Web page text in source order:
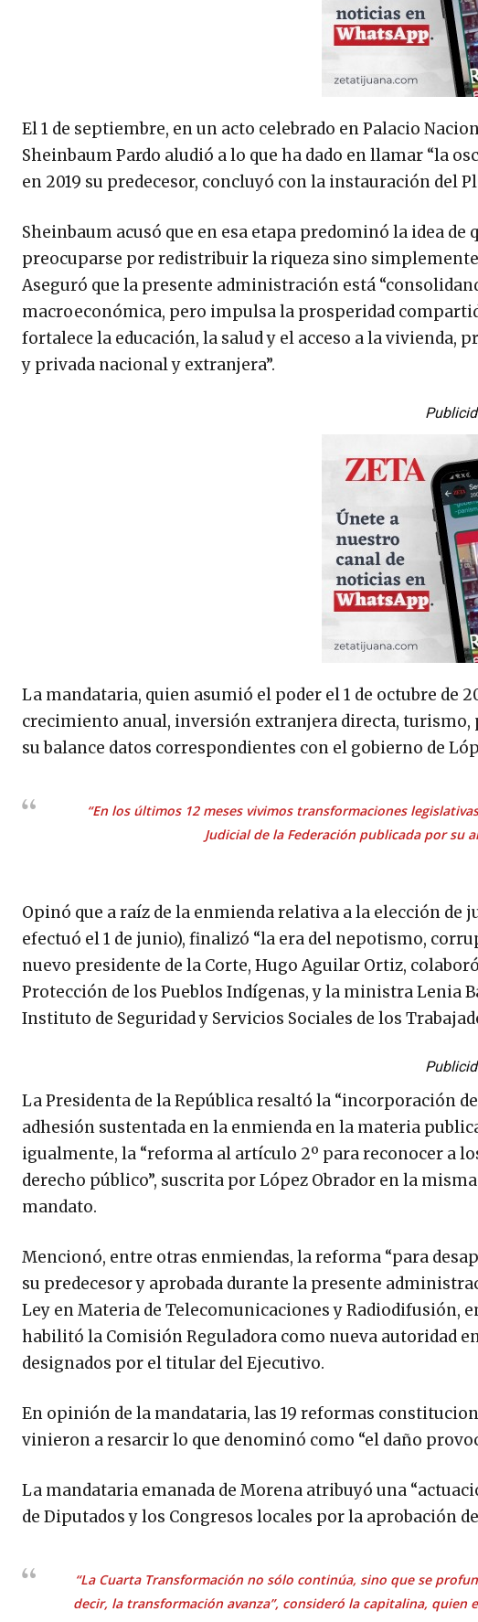
El 1 de septiembre, en un acto celebrado en Palacio
Sheinbaum Pardo aludió a lo que ha dado en llamar “la
en 2019 su predecesor, concluyó con la instauración del
Sheinbaum acusó que en esa etapa predominó la idea
preocuparse por redistribuir la riqueza sino
Aseguró que la presente administración está
macroeconómica, pero impulsa la prosperidad
fortalece la educación, la salud y el acceso a la
y privada nacional y extranjera”.
La mandataria, quien asumió el poder el 1 de octubre de
crecimiento anual, inversión extranjera directa,
su balance datos correspondientes con el gobierno de
“En los últimos 12 meses vivimos transformaciones
Judicial de la Federación publicada por su
Opinó que a raíz de la enmienda relativa a la elección de
efectuó el 1 de junio), finalizó “la era del nepotismo,
nuevo presidente de la Corte, Hugo Aguilar Ortiz,
Protección de los Pueblos Indígenas, y la ministra Lenia
Instituto de Seguridad y Servicios Sociales de los
La Presidenta de la República resaltó la “incorporación
adhesión sustentada en la enmienda en la materia
igualmente, la “reforma al artículo 2º para reconocer a
derecho público”, suscrita por López Obrador en la
mandato.
Mencionó, entre otras enmiendas, la reforma “para
su predecesor y aprobada durante la presente
Ley en Materia de Telecomunicaciones y Radiodifusión,
habilitó la Comisión Reguladora como nueva autoridad
designados por el titular del Ejecutivo.
En opinión de la mandataria, las 19 reformas
vinieron a resarcir lo que denominó como “el daño
La mandataria emanada de Morena atribuyó una
de Diputados y los Congresos locales por la aprobación
“La Cuarta Transformación no sólo continúa, sino que se
decir, la transformación avanza”, consideró la capitalina, quien